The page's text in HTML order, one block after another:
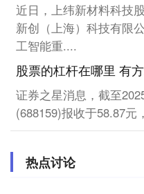
近日，上纬新材料科技
新创（上海）科技有限
工智能重....
证券之星消息，截至
(688159)报收于58.87元
热点讨论